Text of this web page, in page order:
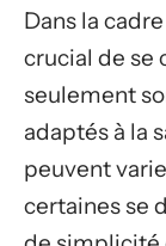
Dans la cadre
crucial de se
seulement
adaptés à la
peuvent
certaines se